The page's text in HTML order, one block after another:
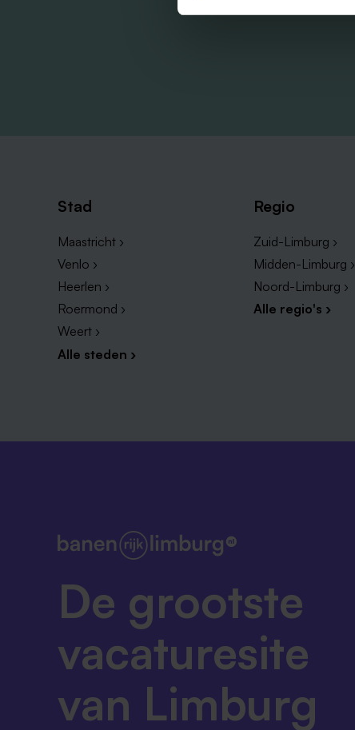
Stad
Maastricht ›
Venlo ›
Heerlen ›
Roermond ›
Weert ›
Alle steden ›
Regio
Zuid-Limburg ›
Midden-Limburg ›
Noord-Limburg ›
Alle regio's ›
De grootste
vacaturesite
van Limburg